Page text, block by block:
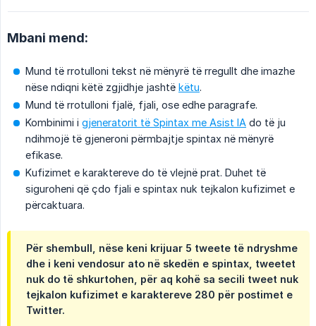
Mbani mend:
Mund të rrotulloni tekst në mënyrë të rregullt dhe imazhe
nëse ndiqni këtë zgjidhje jashtë këtu.
Mund të rrotulloni fjalë, fjali, ose edhe paragrafe.
Kombinimi i gjeneratorit të Spintax me Asist IA do të ju
ndihmojë të gjeneroni përmbajtje spintax në mënyrë
efikase.
Kufizimet e karaktereve do të vlejnë prat. Duhet të
siguroheni që çdo fjali e spintax nuk tejkalon kufizimet e
përcaktuara.
Për shembull, nëse keni krijuar 5 tweete të ndryshme
dhe i keni vendosur ato në skedën e spintax, tweetet
nuk do të shkurtohen, për aq kohë sa secili tweet nuk
tejkalon kufizimet e karaktereve 280 për postimet e
Twitter.